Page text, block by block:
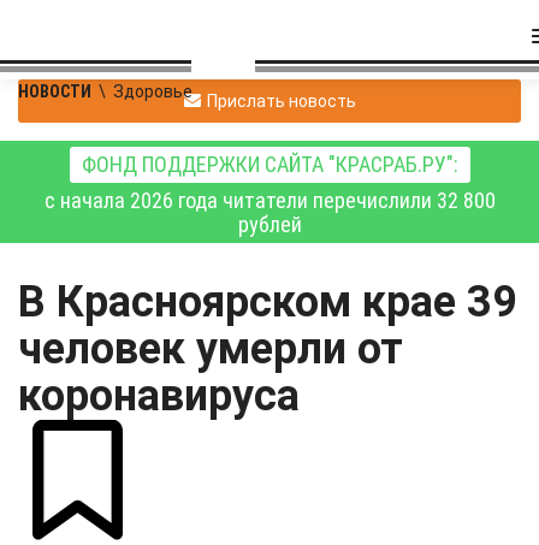
НОВОСТИ \ Здоровье Прислать новость
ФОНД ПОДДЕРЖКИ САЙТА "КРАСРАБ.РУ":
с начала 2026 года читатели перечислили 32 800
рублей
В Красноярском крае 39
человек умерли от
коронавируса